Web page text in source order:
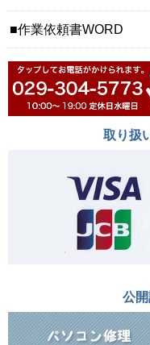
作業依頼書WORD
取り扱
公